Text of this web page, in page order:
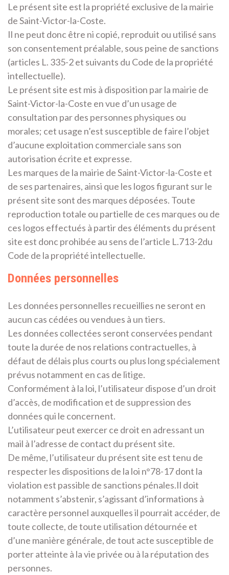
Le présent site est la propriété exclusive de la mairie
de Saint-Victor-la-Coste.
Il ne peut donc être ni copié, reproduit ou utilisé sans
son consentement préalable, sous peine de sanctions
(articles L. 335-2 et suivants du Code de la propriété
intellectuelle).
Le présent site est mis à disposition par la mairie de
Saint-Victor-la-Coste en vue d’un usage de
consultation par des personnes physiques ou
morales; cet usage n’est susceptible de faire l’objet
d’aucune exploitation commerciale sans son
autorisation écrite et expresse.
Les marques de la mairie de Saint-Victor-la-Coste et
de ses partenaires, ainsi que les logos figurant sur le
présent site sont des marques déposées. Toute
reproduction totale ou partielle de ces marques ou de
ces logos effectués à partir des éléments du présent
site est donc prohibée au sens de l’article L.713-2du
Code de la propriété intellectuelle.
Données personnelles
Les données personnelles recueillies ne seront en
aucun cas cédées ou vendues à un tiers.
Les données collectées seront conservées pendant
toute la durée de nos relations contractuelles, à
défaut de délais plus courts ou plus long spécialement
prévus notamment en cas de litige.
Conformément à la loi, l’utilisateur dispose d’un droit
d’accès, de modification et de suppression des
données qui le concernent.
L’utilisateur peut exercer ce droit en adressant un
mail à l’adresse de contact du présent site.
De même, l’utilisateur du présent site est tenu de
respecter les dispositions de la loi n°78-17 dont la
violation est passible de sanctions pénales.Il doit
notamment s’abstenir, s’agissant d’informations à
caractère personnel auxquelles il pourrait accéder, de
toute collecte, de toute utilisation détournée et
d’une manière générale, de tout acte susceptible de
porter atteinte à la vie privée ou à la réputation des
personnes.